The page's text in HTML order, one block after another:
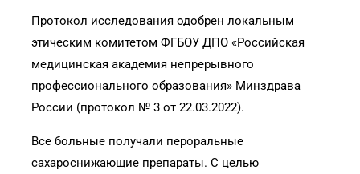
Протокол исследования одобрен локальным
этическим комитетом ФГБОУ ДПО «Российская
медицинская академия непрерывного
профессионального образования» Минздрава
России (протокол № 3 от 22.03.2022).
Все больные получали пероральные
сахароснижающие препараты. С целью